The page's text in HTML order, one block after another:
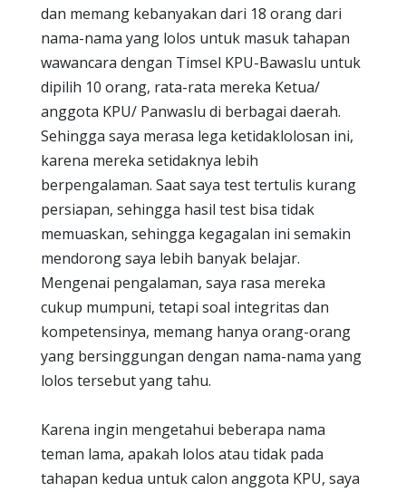
dan memang kebanyakan dari 18 orang dari
nama-nama yang lolos untuk masuk tahapan
wawancara dengan Timsel KPU-Bawaslu untuk
dipilih 10 orang, rata-rata mereka Ketua/
anggota KPU/ Panwaslu di berbagai daerah.
Sehingga saya merasa lega ketidaklolosan ini,
karena mereka setidaknya lebih
berpengalaman. Saat saya test tertulis kurang
persiapan, sehingga hasil test bisa tidak
memuaskan, sehingga kegagalan ini semakin
mendorong saya lebih banyak belajar.
Mengenai pengalaman, saya rasa mereka
cukup mumpuni, tetapi soal integritas dan
kompetensinya, memang hanya orang-orang
yang bersinggungan dengan nama-nama yang
lolos tersebut yang tahu.
Karena ingin mengetahui beberapa nama
teman lama, apakah lolos atau tidak pada
tahapan kedua untuk calon anggota KPU, saya